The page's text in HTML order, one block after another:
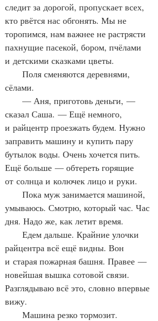
следит за дорогой, пропускает всех,
кто рвётся нас обгонять. Мы не
торопимся, нам важнее не растрясти
пахнущие пасекой, бором, пчёлами
и детскими сказками цветы.
Поля сменяются деревнями,
сёлами.
— Аня, приготовь деньги, —
сказал Саша. — Ещё немного,
и райцентр проезжать будем. Нужно
заправить машину и купить пару
бутылок воды. Очень хочется пить.
Ещё больше — обтереть горящие
от солнца и колючек лицо и руки.
Пока муж занимается машиной,
умываюсь. Смотрю, который час. Час
дня. Надо же, как летит время.
Едем дальше. Крайние улочки
райцентра всё ещё видны. Вон
и старая пожарная башня. Правее —
новейшая вышка сотовой связи.
Разглядываю всё это, словно впервые
вижу.
Машина резко тормозит.